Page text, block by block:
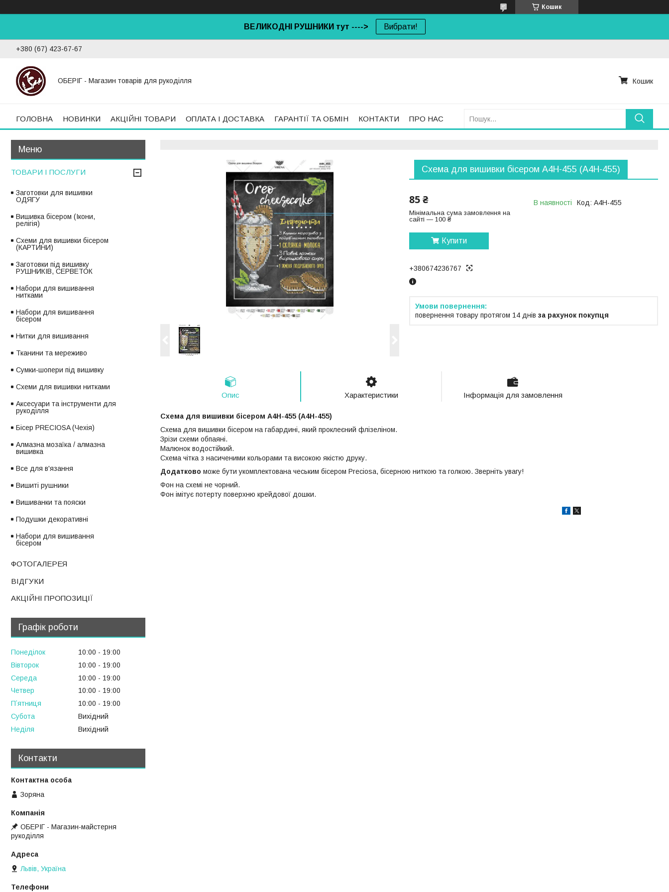
Кошик
ВЕЛИКОДНІ РУШНИКИ тут ----> Вибрати!
+380 (67) 423-67-67
ОБЕРІГ - Магазин товарів для рукоділля Кошик
ГОЛОВНА НОВИНКИ АКЦІЙНІ ТОВАРИ ОПЛАТА І ДОСТАВКА ГАРАНТІЇ ТА ОБМІН КОНТАКТИ ПРО НАС
Схема для вишивки бісером А4Н-455 (А4Н-455)
85 ₴
Мінімальна сума замовлення на
сайті — 100 ₴
В наявності Код: А4Н-455
Купити
+380674236767
повернення товару протягом 14 днів за рахунок покупця
Опис Характеристики Інформація для замовлення
Схема для вишивки бісером А4Н-455 (А4Н-455)
Схема для вишивки бісером на габардині, який проклеєний флізеліном.
Зрізи схеми обпаяні.
Малюнок водостійкий.
Схема чітка з насиченими кольорами та високою якістю друку.
Додатково може бути укомплектована чеським бісером Preciosa, бісерною ниткою та голкою. Зверніть увагу!
Фон на схемі не чорний.
Фон імітує потерту поверхню крейдової дошки.
ТОВАРИ І ПОСЛУГИ
Заготовки для вишивки
ОДЯГУ
Вишивка бісером (Ікони,
релігія)
Схеми для вишивки бісером
(КАРТИНИ)
Заготовки під вишивку
РУШНИКІВ, СЕРВЕТОК
Набори для вишивання
нитками
Набори для вишивання
бісером
Нитки для вишивання
Тканини та мереживо
Сумки-шопери під вишивку
Схеми для вишивки нитками
Аксесуари та інструменти для
рукоділля
Бісер PRECIOSA (Чехія)
Алмазна мозаїка / алмазна
вишивка
Все для в'язання
Вишиті рушники
Вишиванки та пояски
Подушки декоративні
Набори для вишивання
бісером
ФОТОГАЛЕРЕЯ
ВІДГУКИ
АКЦІЙНІ ПРОПОЗИЦІЇ
Графік роботи
Понеділок 10:00
19:00
Вівторок
10:00
19:00
Середа
10:00
19:00
Четвер
10:00
19:00
Пʼятниця
10:00
19:00
Субота
Вихідний
Неділя
Вихідний
Контакти
Зоряна
ОБЕРІГ - Магазин-майстерня
рукоділля
Львів, Україна